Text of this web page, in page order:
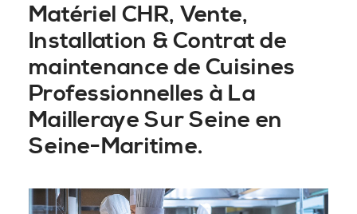
Matériel CHR, Vente,
Installation & Contrat de
maintenance de Cuisines
Professionnelles à La
Mailleraye Sur Seine en
Seine-Maritime.